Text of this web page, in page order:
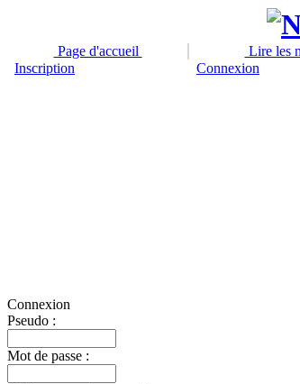
Page d'accueil Lire les
Inscription
Connexion
Connexion
Pseudo :
Mot de passe :